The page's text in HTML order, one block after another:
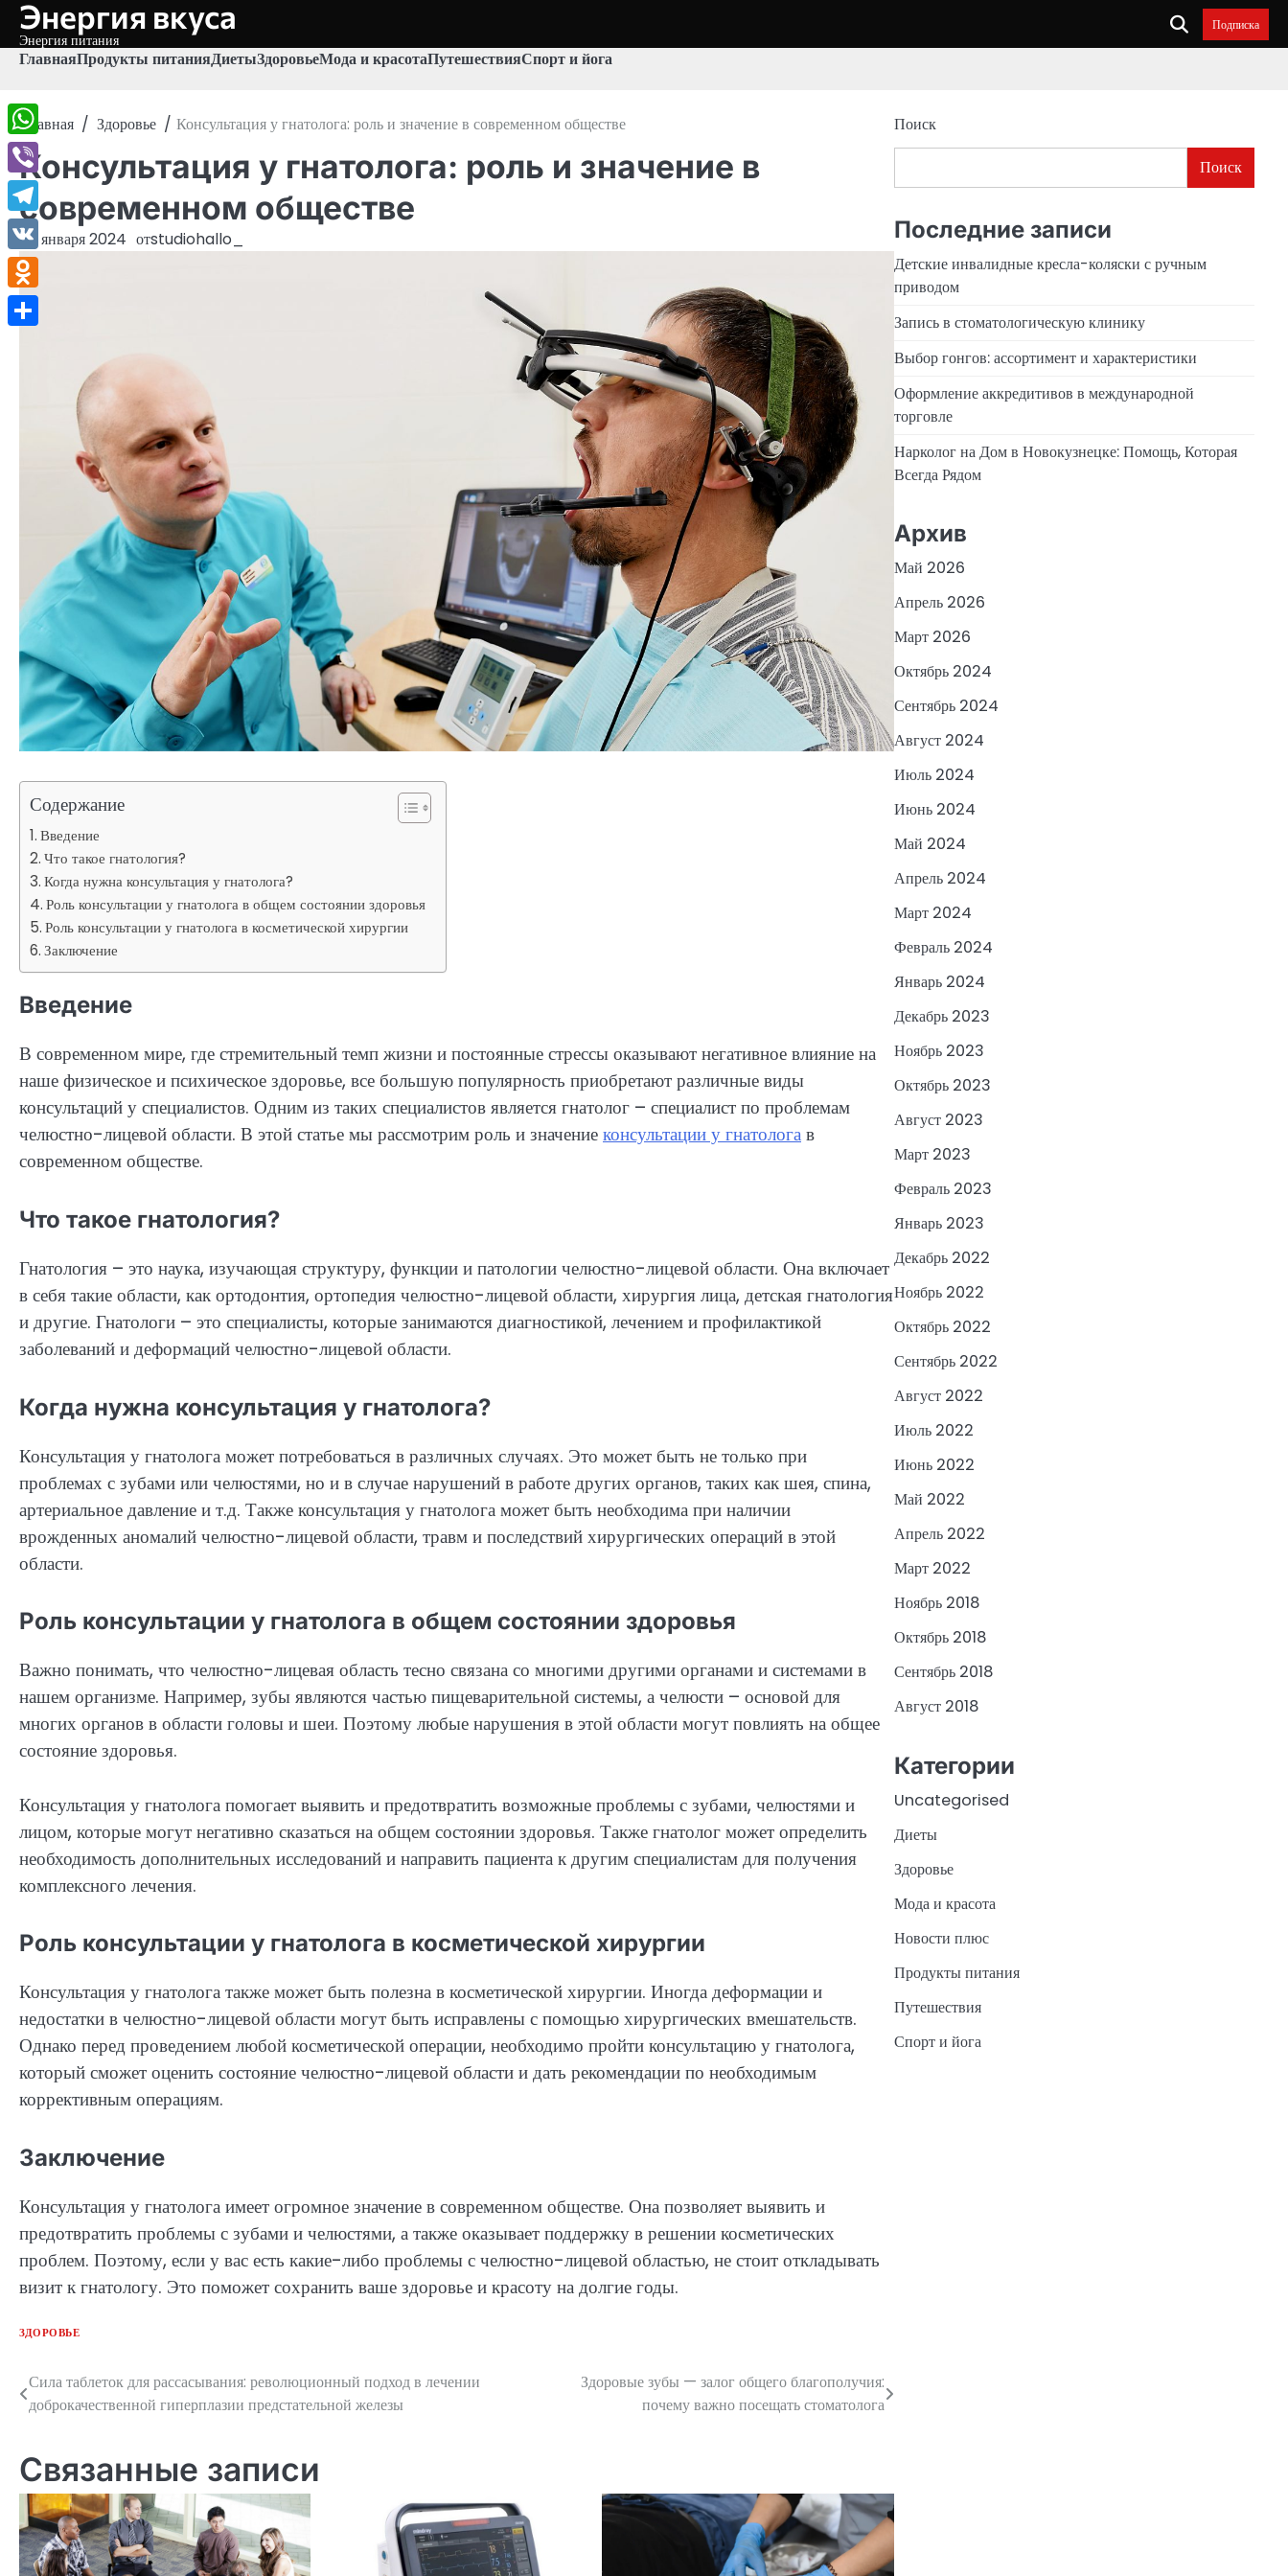
Перейти
содержимому
Энергия вкуса
Энергия питания
Подписка
ГлавнаяПродукты питанияДиетыЗдоровьеМода и красотаПутешествияСпорт и йога
Главная Здоровье Консультация у гнатолога: роль и значение в современном обществе
Консультация у гнатолога: роль и значение в
современном обществе
27 января 2024 отstudiohallo_
Содержание
Введение
Что такое гнатология?
Когда нужна консультация у гнатолога?
Роль консультации у гнатолога в общем состоянии здоровья
Роль консультации у гнатолога в косметической хирургии
Заключение
Введение
В современном мире, где стремительный темп жизни и постоянные стрессы оказывают негативное влияние на
наше физическое и психическое здоровье, все большую популярность приобретают различные виды
консультаций у специалистов. Одним из таких специалистов является гнатолог – специалист по проблемам
челюстно-лицевой области. В этой статье мы рассмотрим роль и значениеконсультации у гнатологав
современном обществе.
Что такое гнатология?
Гнатология – это наука, изучающая структуру, функции и патологии челюстно-лицевой области. Она включает
в себя такие области, как ортодонтия, ортопедия челюстно-лицевой области, хирургия лица, детская гнатология
и другие. Гнатологи – это специалисты, которые занимаются диагностикой, лечением и профилактикой
заболеваний и деформаций челюстно-лицевой области.
Когда нужна консультация у гнатолога?
Консультация у гнатолога может потребоваться в различных случаях. Это может быть не только при
проблемах с зубами или челюстями, но и в случае нарушений в работе других органов, таких как шея, спина,
артериальное давление и т.д. Также консультация у гнатолога может быть необходима при наличии
врожденных аномалий челюстно-лицевой области, травм и последствий хирургических операций в этой
области.
Роль консультации у гнатолога в общем состоянии здоровья
Важно понимать, что челюстно-лицевая область тесно связана со многими другими органами и системами в
нашем организме. Например, зубы являются частью пищеварительной системы, а челюсти – основой для
многих органов в области головы и шеи. Поэтому любые нарушения в этой области могут повлиять на общее
состояние здоровья.
Консультация у гнатолога помогает выявить и предотвратить возможные проблемы с зубами, челюстями и
лицом, которые могут негативно сказаться на общем состоянии здоровья. Также гнатолог может определить
необходимость дополнительных исследований и направить пациента к другим специалистам для получения
комплексного лечения.
Роль консультации у гнатолога в косметической хирургии
Консультация у гнатолога также может быть полезна в косметической хирургии. Иногда деформации и
недостатки в челюстно-лицевой области могут быть исправлены с помощью хирургических вмешательств.
Однако перед проведением любой косметической операции, необходимо пройти консультацию у гнатолога,
который сможет оценить состояние челюстно-лицевой области и дать рекомендации по необходимым
коррективным операциям.
Заключение
Консультация у гнатолога имеет огромное значение в современном обществе. Она позволяет выявить и
предотвратить проблемы с зубами и челюстями, а также оказывает поддержку в решении косметических
проблем. Поэтому, если у вас есть какие-либо проблемы с челюстно-лицевой областью, не стоит откладывать
визит к гнатологу. Это поможет сохранить ваше здоровье и красоту на долгие годы.
ЗДОРОВЬЕ
Навигация
по
записям
Сила таблеток для рассасывания: революционный подход в лечении
доброкачественной гиперплазии предстательной железы
Здоровые зубы — залог общего благополучия:
почему важно посещать стоматолога
Связанные записи
Поиск
Поиск
Последние записи
Детские инвалидные кресла-коляски с ручным
приводом
Запись в стоматологическую клинику
Выбор гонгов: ассортимент и характеристики
Оформление аккредитивов в международной
торговле
Нарколог на Дом в Новокузнецке: Помощь, Которая
Всегда Рядом
Архив
Май 2026
Апрель 2026
Март 2026
Октябрь 2024
Сентябрь 2024
Август 2024
Июль 2024
Июнь 2024
Май 2024
Апрель 2024
Март 2024
Февраль 2024
Январь 2024
Декабрь 2023
Ноябрь 2023
Октябрь 2023
Август 2023
Март 2023
Февраль 2023
Январь 2023
Декабрь 2022
Ноябрь 2022
Октябрь 2022
Сентябрь 2022
Август 2022
Июль 2022
Июнь 2022
Май 2022
Апрель 2022
Март 2022
Ноябрь 2018
Октябрь 2018
Сентябрь 2018
Август 2018
Категории
Uncategorised
Диеты
Здоровье
Мода и красота
Новости плюс
Продукты питания
Путешествия
Спорт и йога
WhatsApp
Viber
Telegram
VK
Odnoklassniki